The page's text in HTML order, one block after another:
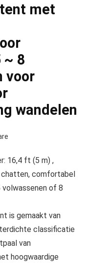
met
~ 8
voor
wandelen
16,4 ft (5 m) ,
chatten, comfortabel
volwassenen of 8
is gemaakt van
classificatie
van
hoogwaardige